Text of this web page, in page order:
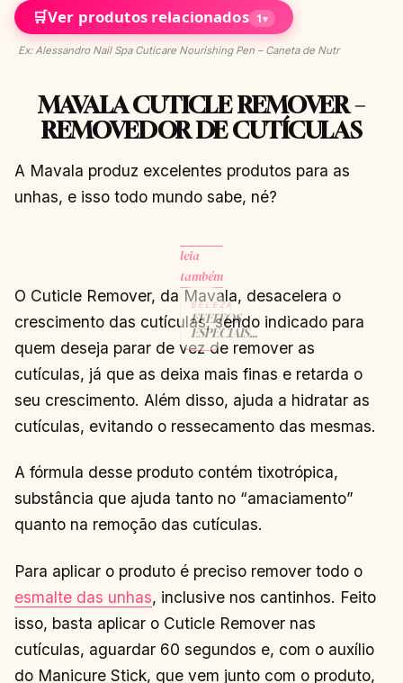
🛒Ver produtos relacionados 1▾
Ex: Alessandro Nail Spa Cuticare Nourishing Pen – Caneta de Nutr
MAVALA CUTICLE REMOVER –
REMOVEDOR DE CUTÍCULAS
A Mavala produz excelentes produtos para as
unhas, e isso todo mundo sabe, né?
leia
também
BELEZA
EFEITOS
ESPECIAIS
PARA
DESCUBRA
MELHORES
CONTINUAR
LENDO →
O Cuticle Remover, da Mavala, desacelera o
crescimento das cutículas, sendo indicado para
quem deseja parar de vez de remover as
cutículas, já que as deixa mais finas e retarda o
seu crescimento. Além disso, ajuda a hidratar as
cutículas, evitando o ressecamento das mesmas.
A fórmula desse produto contém tixotrópica,
substância que ajuda tanto no “amaciamento”
quanto na remoção das cutículas.
Para aplicar o produto é preciso remover todo o
esmalte das unhas, inclusive nos cantinhos. Feito
isso, basta aplicar o Cuticle Remover nas
cutículas, aguardar 60 segundos e, com o auxílio
do Manicure Stick, que vem junto com o produto,